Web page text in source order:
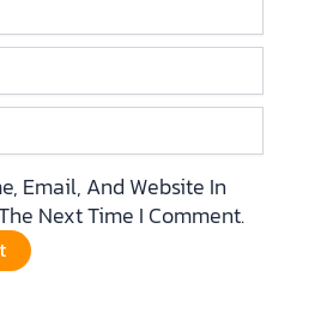
Email, And Website In
Next Time I Comment.